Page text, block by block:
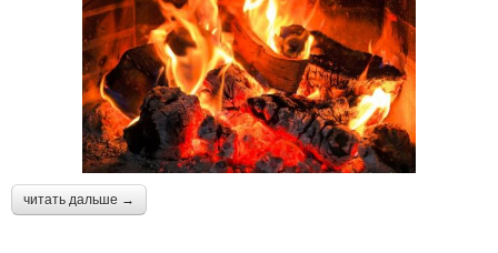
читать дальше →